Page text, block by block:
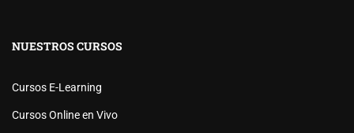
NUESTROS CURSOS
Cursos E-Learning
Cursos Online en Vivo